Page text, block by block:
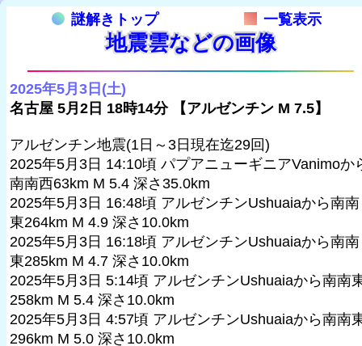
謎解きトップ 一覧表示
地震雲などの画像
2025年5月3日(土)
名古屋 5月2日 18時14分 【アルゼンチン M 7.5】
アルゼンチン地震(1日～3日現在迄29回)
2025年5月3日 14:10頃 パプアニューギニアVanimoか
南南西63km M 5.4 深さ35.0km
2025年5月3日 16:48頃 アルゼンチンUshuaiaから南南
東264km M 4.9 深さ10.0km
2025年5月3日 16:18頃 アルゼンチンUshuaiaから南南
東285km M 4.7 深さ10.0km
2025年5月3日 5:14頃 アルゼンチンUshuaiaから南南
258km M 5.4 深さ10.0km
2025年5月3日 4:57頃 アルゼンチンUshuaiaから南南
296km M 5.0 深さ10.0km